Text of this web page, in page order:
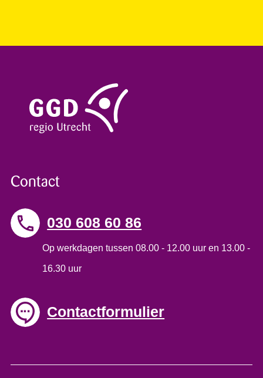
Contact
030 608 60 86
Op werkdagen tussen 08.00 - 12.00 uur en 13.00 -
16.30 uur
Contactformulier